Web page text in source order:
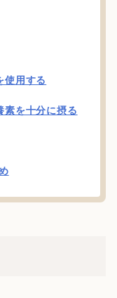
用する
を十分に摂る